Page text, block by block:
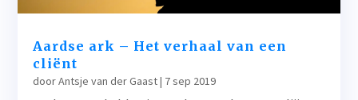
Aardse ark – Het verhaal van een
cliënt
doorAntsje van der Gaast| 7 sep 2019